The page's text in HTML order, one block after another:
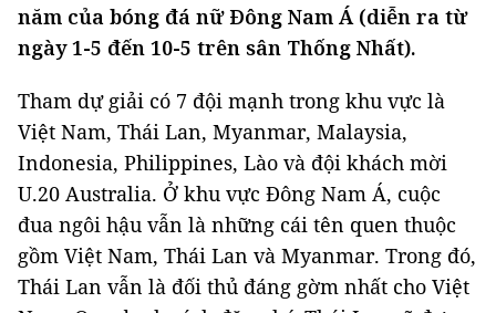
năm của bóng đá nữ Đông Nam Á (diễn ra từ
ngày 1-5 đến 10-5 trên sân Thống Nhất).
Tham dự giải có 7 đội mạnh trong khu vực là
Việt Nam, Thái Lan, Myanmar, Malaysia,
Indonesia, Philippines, Lào và đội khách mời
U.20 Australia. Ở khu vực Đông Nam Á, cuộc
đua ngôi hậu vẫn là những cái tên quen thuộc
gồm Việt Nam, Thái Lan và Myanmar. Trong đó,
Thái Lan vẫn là đối thủ đáng gờm nhất cho Việt